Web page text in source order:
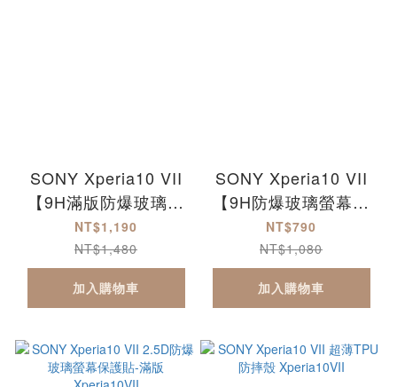
SONY Xperia10 VII
【9H滿版防爆玻璃保
護貼+防摔TPU手機
殼】超值組合包
Xperia10VII
NT$1,190
NT$1,480
加入購物車
SONY Xperia10 VII
【9H防爆玻璃螢幕保
護貼+防摔TPU手機
殼】超值組合包
Xperia10VII
NT$790
NT$1,080
加入購物車